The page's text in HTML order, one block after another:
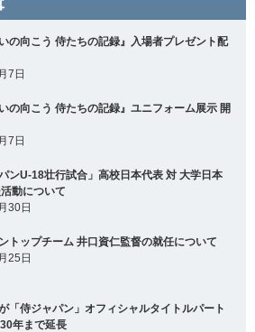
の向こう 侍たちの記録』入場者プレゼント配
7日
の向こう 侍たちの記録』ユニフォーム展示 開
7日
パンU-18壮行試合」高校日本代表 対 大学日本
動について
30日
トップチーム 井口資仁監督の就任について
25日
「侍ジャパン」オフィシャルタイトルパート
年まで延長